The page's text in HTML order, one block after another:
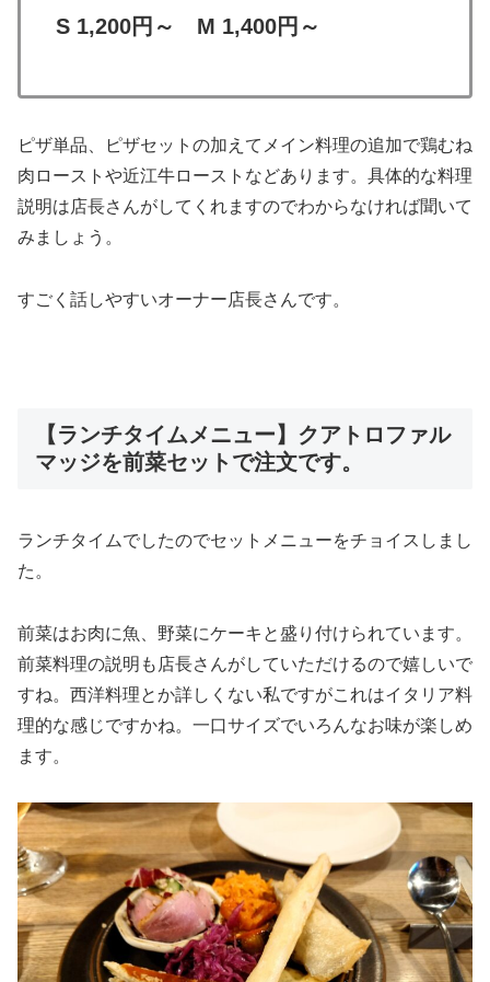
S 1,200円～ M 1,400円～
ピザ単品、ピザセットの加えてメイン料理の追加で鶏むね
肉ローストや近江牛ローストなどあります。具体的な料理
説明は店長さんがしてくれますのでわからなければ聞いて
みましょう。
すごく話しやすいオーナー店長さんです。
【ランチタイムメニュー】クアトロファル
マッジを前菜セットで注文です。
ランチタイムでしたのでセットメニューをチョイスしまし
た。
前菜はお肉に魚、野菜にケーキと盛り付けられています。
前菜料理の説明も店長さんがしていただけるので嬉しいで
すね。西洋料理とか詳しくない私ですがこれはイタリア料
理的な感じですかね。一口サイズでいろんなお味が楽しめ
ます。